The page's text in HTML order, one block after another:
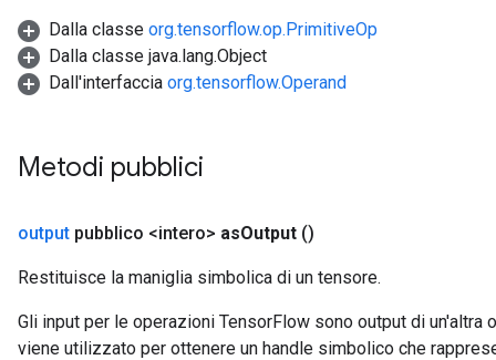
Dalla classe org.tensorflow.op.PrimitiveOp
Dalla classe java.lang.Object
Dall'interfaccia org.tensorflow.Operand
Metodi pubblici
output pubblico <intero> asOutput ()
Restituisce la maniglia simbolica di un tensore.
Gli input per le operazioni TensorFlow sono output di un'altra
viene utilizzato per ottenere un handle simbolico che